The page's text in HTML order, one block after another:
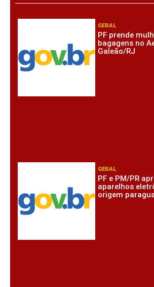
GERAL
PF prende
bagagens no
Galeão/RJ
GERAL
PF e PM/PR
aparelhos
origem